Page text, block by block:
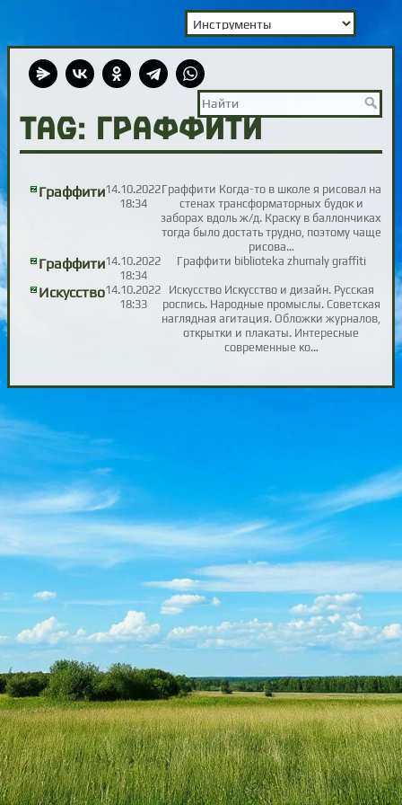
TAG: граффити
Граффити14.10.2022
18:34
Граффити Когда-то в школе я рисовал на
стенах трансформаторных будок и
заборах вдоль ж/д. Краску в баллончиках
тогда было достать трудно, поэтому чаще
рисова…
Граффити14.10.2022
18:34
Граффити biblioteka zhurnaly graffiti
Искусство14.10.2022
18:33
Искусство Искусство и дизайн. Русская
роспись. Народные промыслы. Советская
наглядная агитация. Обложки журналов,
открытки и плакаты. Интересные
современные ко…